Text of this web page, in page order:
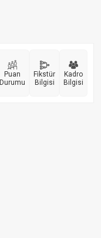
Puan
Durumu
Fikstür
Bilgisi
Kadro
Bilgisi